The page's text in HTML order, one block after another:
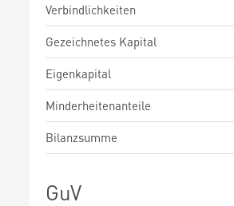
Verbindlichkeiten
Gezeichnetes Kapital
Eigenkapital
Minderheitenanteile
Bilanzsumme
GuV